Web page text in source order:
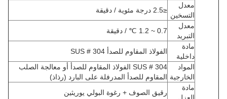
معدل
التسخين
≤2.5 درجة مئوية / دقيقة
معدل
التبريد
0.7 ~ 1.2 ℃ / دقيقة
مادة
داخلية
الفولاذ المقاوم للصدأ SUS # 304
المواد
الخارجية
SUS # 304 الفولاذ المقاوم للصدأ أو معالجة الصلب
المقاوم للصدأ المدرفلة على البارد (رذاذ)
مادة
رقيق الصوف + رغوة البولي يوريثين